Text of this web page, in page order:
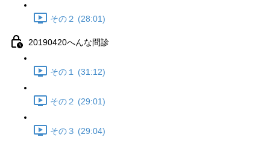
その２ (28:01)
20190420へんな問診
その１ (31:12)
その２ (29:01)
その３ (29:04)